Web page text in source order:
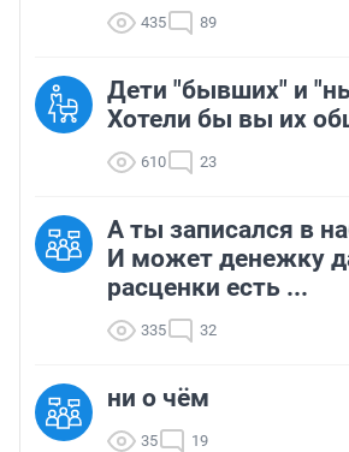
435 89
Дети "бывших" и
Хотели бы вы их
610 23
А ты записался в
И может денежку
расценки есть ...
335 32
ни о чём
35 19